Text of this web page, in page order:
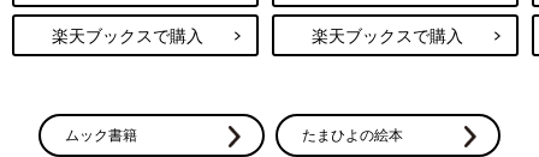
楽天ブックスで購入 楽天ブックスで購入
ムック書籍 たまひよの絵本